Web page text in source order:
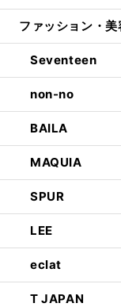
ファッション・美
Seventeen
non-no
BAILA
MAQUIA
SPUR
LEE
eclat
T JAPAN